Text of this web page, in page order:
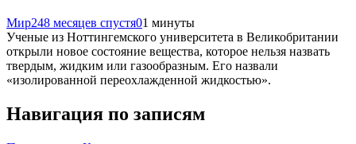
Мир248 месяцев спустя01 минуты
Ученые из Ноттингемского университета в Великобритании
открыли новое состояние вещества, которое нельзя назвать
твердым, жидким или газообразным. Его назвали
«изолированной переохлажденной жидкостью».
Навигация по записям